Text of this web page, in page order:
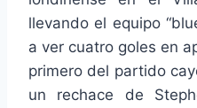
llevando el equipo
a ver cuatro goles en
primero del partido
un rechace de